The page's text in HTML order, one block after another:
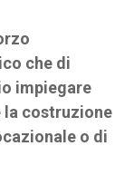
che di
impiegare
costruzione
o di